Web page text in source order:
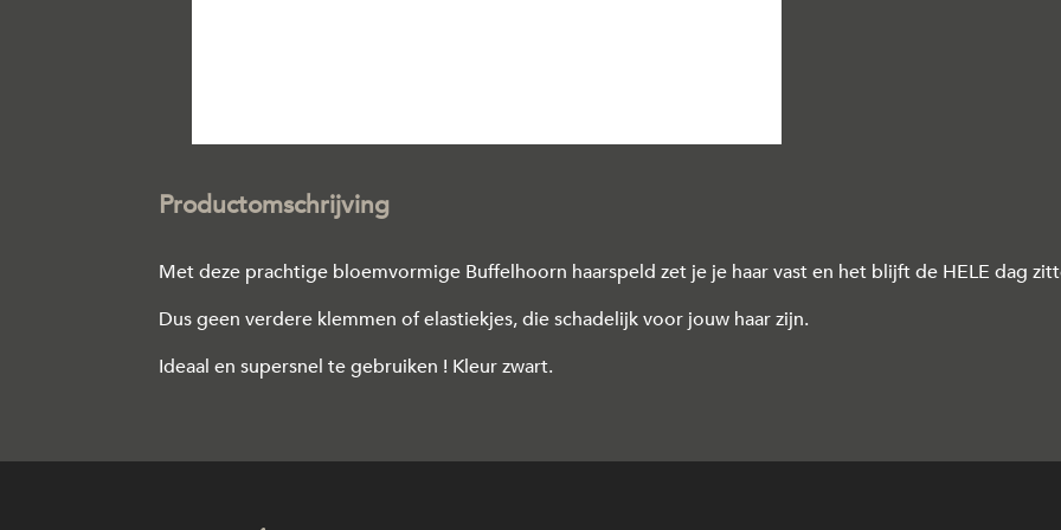
Productomschrijving
Met deze prachtige bloemvormige Buffelhoorn haarspeld zet je je haar vast en het blijft de HELE dag
Dus geen verdere klemmen of elastiekjes, die schadelijk voor jouw haar zijn.
Ideaal en supersnel te gebruiken ! Kleur zwart.